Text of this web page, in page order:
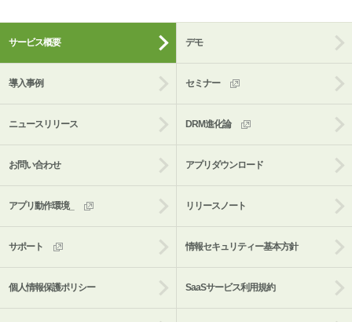
サービス概要 デモ
導入事例 セミナー
ニュースリリース DRM進化論
お問い合わせ アプリダウンロード
アプリ動作環境_ リリースノート
サポート 情報セキュリティー基本方針
個人情報保護ポリシー SaaSサービス利用規約